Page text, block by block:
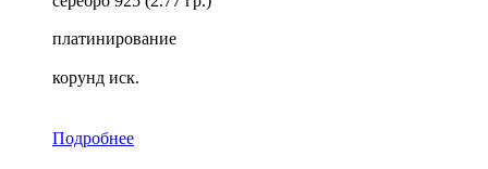
платинирование
корунд иск.
Подробнее